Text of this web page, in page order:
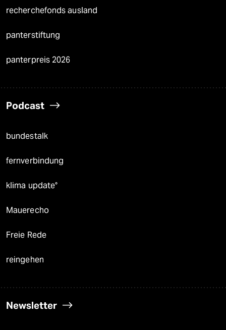
recherchefonds ausland
panterstiftung
panterpreis 2026
Podcast
bundestalk
fernverbindung
klima update°
Mauerecho
Freie Rede
reingehen
Newsletter